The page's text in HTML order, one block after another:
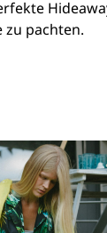
zu pachten.